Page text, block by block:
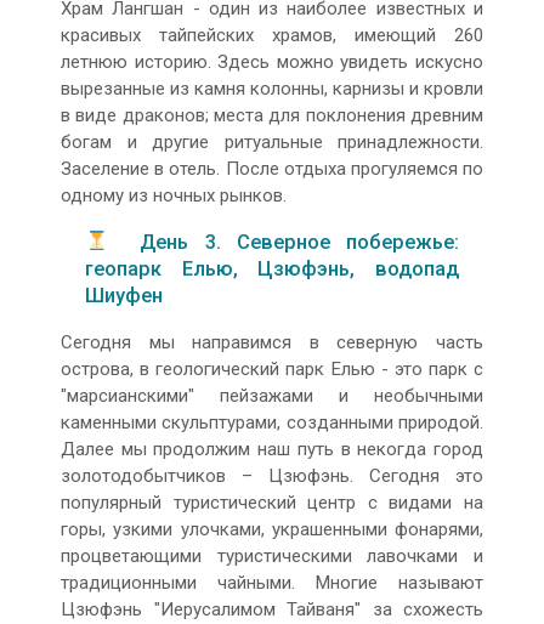
Храм Лангшан - один из наиболее известных и
красивых тайпейских храмов, имеющий 260
летнюю историю. Здесь можно увидеть искусно
вырезанные из камня колонны, карнизы и кровли
в виде драконов; места для поклонения древним
богам и другие ритуальные принадлежности.
Заселение в отель. После отдыха прогуляемся по
одному из ночных рынков.
День 3. Северное побережье:
геопарк Елью, Цзюфэнь, водопад
Шиуфен
Сегодня мы направимся в северную часть
острова, в геологический парк Елью - это парк с
"марсианскими" пейзажами и необычными
каменными скульптурами, созданными природой.
Далее мы продолжим наш путь в некогда город
золотодобытчиков – Цзюфэнь. Сегодня это
популярный туристический центр с видами на
горы, узкими улочками, украшенными фонарями,
процветающими туристическими лавочками и
традиционными чайными. Многие называют
Цзюфэнь "Иерусалимом Тайваня" за схожесть